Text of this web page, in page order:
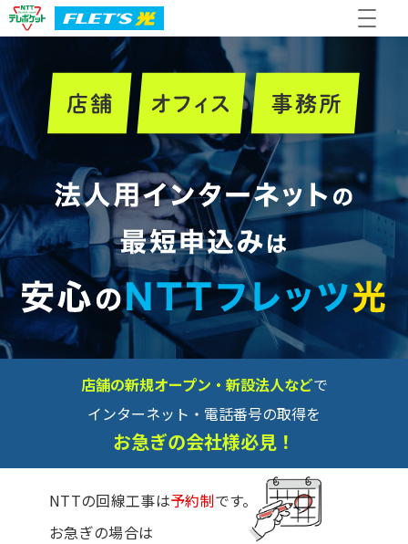
店舗の新規オープン・新設法人などで
インターネット・電話番号の取得を
お急ぎの会社様必見！
NTTの回線工事は予約制です。
お急ぎの場合は